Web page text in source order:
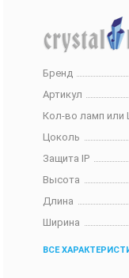
Бренд
Артикул
Кол-во ламп или
Цоколь
Защита IP
Высота
Длина
Ширина
ВСЕ